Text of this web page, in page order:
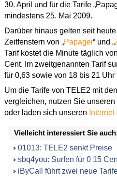
30. April und für die Tarife
mindestens 25. Mai 2009.
Darüber hinaus gelten seit
Zeitfenstern von „Papagei“ und „
Tarif kostet die Minute täglich
Cent. Im zweitgenannten Tarif
für 0,63 sowie von 18 bis 21
Um die Tarife von TELE2 mit
vergleichen, nutzen Sie unseren
oder laden sich unseren
Vielleicht interessiert Sie
01013: TELE2 senkt Preise
sbq4you: Surfen für 0 15
iByCall führt zwei neue